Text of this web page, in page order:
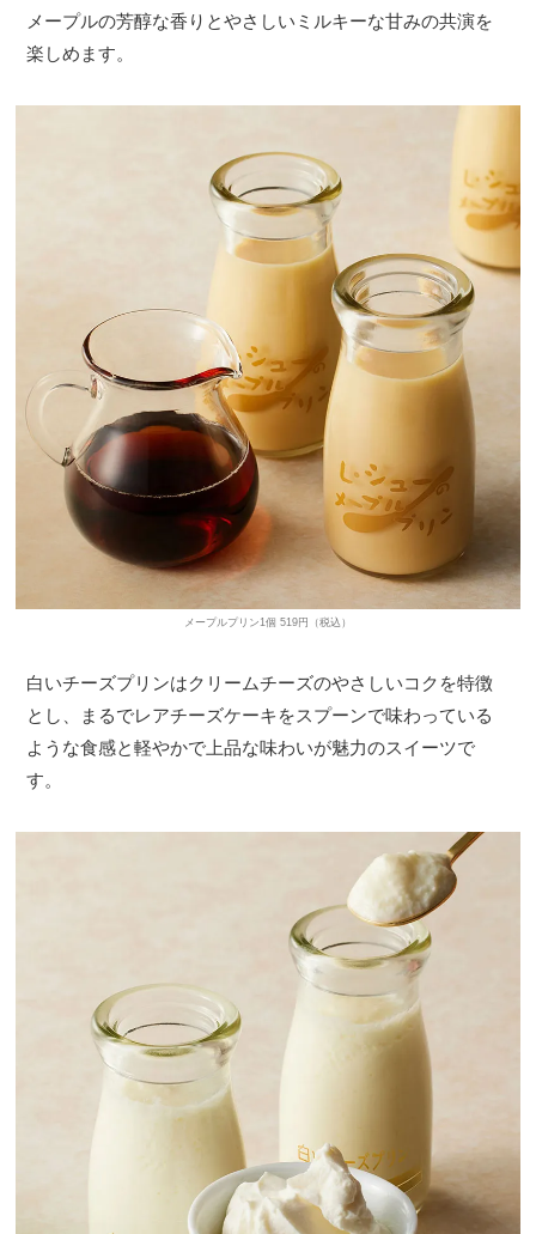
メープルの芳醇な香りとやさしいミルキーな甘みの共演を
楽しめます。
メープルプリン1個 519円（税込）
白いチーズプリンはクリームチーズのやさしいコクを特徴
とし、まるでレアチーズケーキをスプーンで味わっている
ような食感と軽やかで上品な味わいが魅力のスイーツで
す。